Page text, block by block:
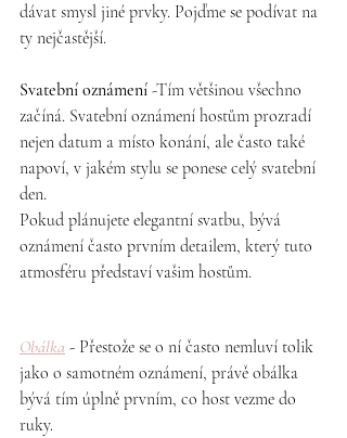
dávat smysl jiné prvky. Pojďme se podívat na
ty nejčastější.
Svatební oznámení -Tím většinou všechno
začíná. Svatební oznámení hostům prozradí
nejen datum a místo konání, ale často také
napoví, v jakém stylu se ponese celý svatební
den.
Pokud plánujete elegantní svatbu, bývá
oznámení často prvním detailem, který tuto
atmosféru představí vašim hostům.
Obálka - Přestože se o ní často nemluví tolik
jako o samotném oznámení, právě obálka
bývá tím úplně prvním, co host vezme do
ruky.